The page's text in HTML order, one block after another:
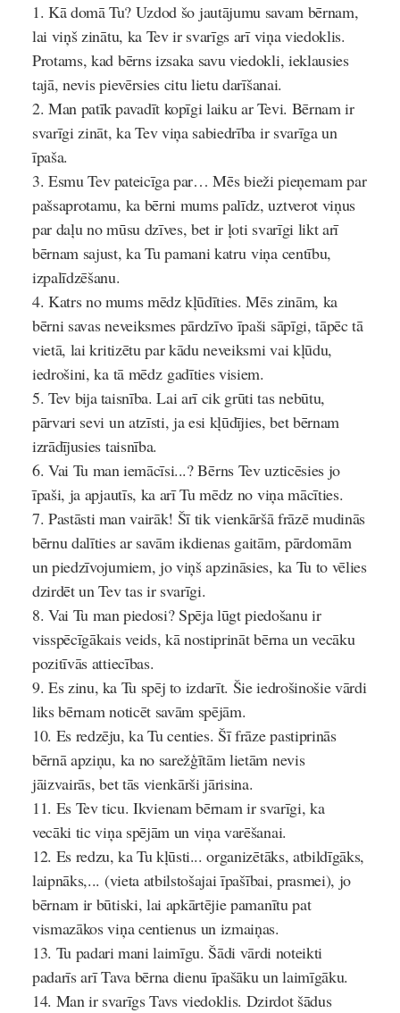
Kā domā Tu? Uzdod šo jautājumu savam bērnam,
lai viņš zinātu, ka Tev ir svarīgs arī viņa viedoklis.
Protams, kad bērns izsaka savu viedokli, ieklausies
tajā, nevis pievērsies citu lietu darīšanai.
Man patīk pavadīt kopīgi laiku ar Tevi. Bērnam ir
svarīgi zināt, ka Tev viņa sabiedrība ir svarīga un
īpaša.
Esmu Tev pateicīga par…Mēs bieži pieņemam par
pašsaprotamu, ka bērni mums palīdz, uztverot viņus
par daļu no mūsu dzīves, bet ir ļoti svarīgi likt arī
bērnam sajust, ka Tu pamani katru viņa centību,
izpalīdzēšanu.
Katrs no mums mēdz kļūdīties. Mēs zinām, ka
bērni savas neveiksmes pārdzīvo īpaši sāpīgi, tāpēc tā
vietā, lai kritizētu par kādu neveiksmi vai kļūdu,
iedrošini, ka tā mēdz gadīties visiem.
Tev bija taisnība. Lai arī cik grūti tas nebūtu,
pārvari sevi un atzīsti, ja esi kļūdījies, bet bērnam
izrādījusies taisnība.
Vai Tu man iemācīsi...?Bērns Tev uzticēsies jo
īpaši, ja apjautīs, ka arī Tu mēdz no viņa mācīties.
Pastāsti man vairāk! Šī tik vienkāršā frāzē mudinās
bērnu dalīties ar savām ikdienas gaitām, pārdomām
un piedzīvojumiem, jo viņš apzināsies, ka Tu to vēlies
dzirdēt un Tev tas ir svarīgi.
Vai Tu man piedosi?Spēja lūgt piedošanu ir
visspēcīgākais veids, kā nostiprināt bērna un vecāku
pozitīvās attiecības.
Es zinu, ka Tu spēj to izdarīt. Šie iedrošinošie vārdi
liks bērnam noticēt savām spējām.
Es redzēju, ka Tu centies. Šī frāze pastiprinās
bērnā apziņu, ka no sarežģītām lietām nevis
jāizvairās, bet tās vienkārši jārisina.
Es Tev ticu. Ikvienam bērnam ir svarīgi, ka
vecāki tic viņa spējām un viņa varēšanai.
Es redzu, ka Tu kļūsti... organizētāks, atbildīgāks,
laipnāks,... (vieta atbilstošajai īpašībai, prasmei), jo
bērnam ir būtiski, lai apkārtējie pamanītu pat
vismazākos viņa centienus un izmaiņas.
Tu padari mani laimīgu. Šādi vārdi noteikti
padarīs arī Tava bērna dienu īpašāku un laimīgāku.
Man ir svarīgs Tavs viedoklis. Dzirdot šādus